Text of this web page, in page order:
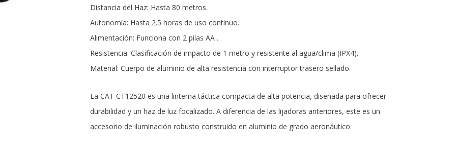
Distancia del Haz: Hasta 80 metros.
Autonomía: Hasta 2.5 horas de uso continuo.
Alimentación: Funciona con 2 pilas AA .
Resistencia: Clasificación de impacto de 1 metro y resistente al agua/clima (IPX4).
Material: Cuerpo de aluminio de alta resistencia con interruptor trasero sellado.
La CAT CT12520 es una linterna táctica compacta de alta potencia, diseñada para ofrecer
durabilidad y un haz de luz focalizado. A diferencia de las lijadoras anteriores, este es un
accesorio de iluminación robusto construido en aluminio de grado aeronáutico.